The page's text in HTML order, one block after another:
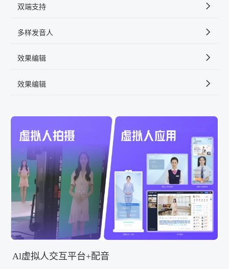
双端支持
多样发音人
效果编辑
效果编辑
Al虚拟人交互平台+配音